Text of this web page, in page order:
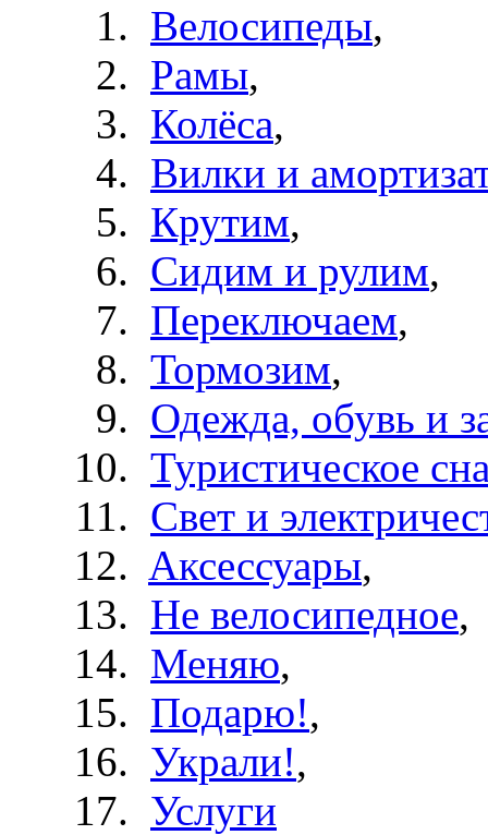
Велосипеды,
Рамы,
Колёса,
Вилки и
Крутим,
Сидим и рулим,
Переключаем,
Тормозим,
Одежда, обувь и
Туристическое
Свет и
Aксессуары,
Не велосипедное,
Меняю,
Подарю!,
Украли!,
Услуги